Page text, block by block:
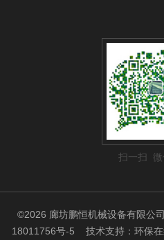
扫一扫 微
©2026 廊坊鹏恒机械设备有限
18011756号-5 技术支持：环保